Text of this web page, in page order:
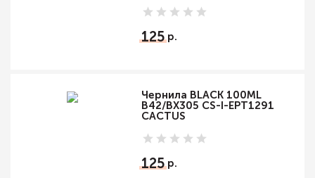
125
Чернила BLACK 100ML
B42/BX305 CS-I-EPT1291
CACTUS
125